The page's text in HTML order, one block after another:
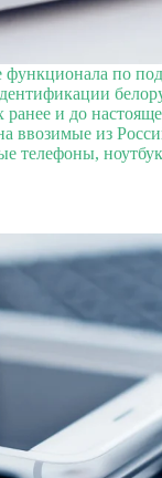
по
ранее и до
ввозимые из
телефоны,